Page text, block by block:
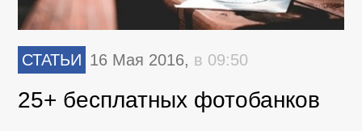
СТАТЬИ 16 Мая 2016, в 09:50
25+ бесплатных фотобанков